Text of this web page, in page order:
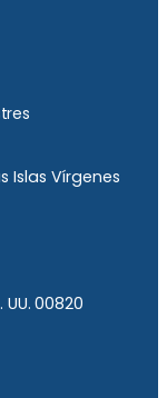
Islas Vírgenes
00820